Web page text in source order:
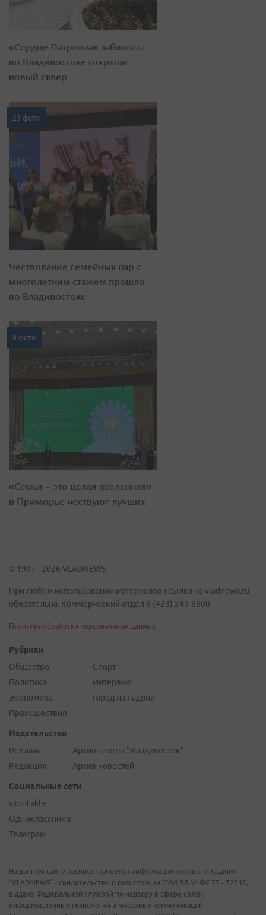
«Сердце Патрокла» забилось:
во Владивостоке открыли
новый сквер
23 фото
Чествование семейных пар с
многолетним стажем прошло
во Владивостоке
8 фото
«Семья – это целая вселенная»:
в Приморье чествуют лучших
© 1997 - 2026 VLADNEWS
При любом использовании материалов ссылка на vladnews.ru
обязательна. Коммерческий отдел 8 (423) 249-8800
Политика обработки персональных данных
Рубрики
Общество
Политика
Экономика
Происшествия
Спорт
Интервью
Город на ладони
Издательство
Реклама
Редакция
Архив газеты "Владивосток"
Архив новостей
Социальные сети
vkontakte
Одноклассники
Телеграм
На данном сайте распространяется информация сетевого издания
"VLADNEWS" - свидетельство о регистрации СМИ ЭЛ № ФС 77 - 72742,
выдано Федеральной службой по надзору в сфере связи,
информационных технологий и массовых коммуникаций